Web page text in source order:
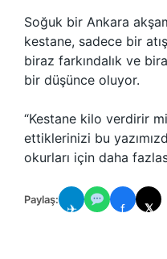
Soğuk bir Ankara
kestane, sadece bir
biraz farkındalık ve
bir düşünce oluyor.
“Kestane kilo verdirir
ettiklerinizi bu
okurları için daha
Paylaş:
✈ f 𝕏